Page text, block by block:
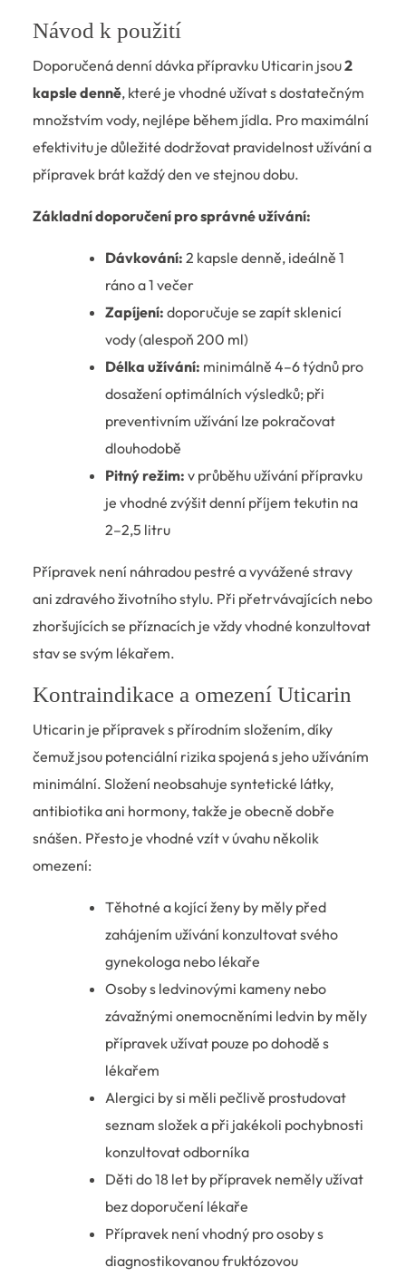
Návod k použití
Doporučená denní dávka přípravku Uticarin jsou2
kapsle denně, které je vhodné užívat s dostatečným
množstvím vody, nejlépe během jídla. Pro maximální
efektivitu je důležité dodržovat pravidelnost užívání a
přípravek brát každý den ve stejnou dobu.
Základní doporučení pro správné užívání:
Dávkování: 2 kapsle denně, ideálně 1
ráno a 1 večer
Zapíjení: doporučuje se zapít sklenicí
vody (alespoň 200 ml)
Délka užívání: minimálně 4–6 týdnů pro
dosažení optimálních výsledků; při
preventivním užívání lze pokračovat
dlouhodobě
Pitný režim: v průběhu užívání přípravku
je vhodné zvýšit denní příjem tekutin na
2–2,5 litru
Přípravek není náhradou pestré a vyvážené stravy
ani zdravého životního stylu. Při přetrvávajících nebo
zhoršujících se příznacích je vždy vhodné konzultovat
stav se svým lékařem.
Kontraindikace a omezení Uticarin
Uticarin je přípravek s přírodním složením, díky
čemuž jsou potenciální rizika spojená s jeho užíváním
minimální. Složení neobsahuje syntetické látky,
antibiotika ani hormony, takže je obecně dobře
snášen. Přesto je vhodné vzít v úvahu několik
omezení:
Těhotné a kojící ženy by měly před
zahájením užívání konzultovat svého
gynekologa nebo lékaře
Osoby s ledvinovými kameny nebo
závažnými onemocněními ledvin by měly
přípravek užívat pouze po dohodě s
lékařem
Alergici by si měli pečlivě prostudovat
seznam složek a při jakékoli pochybnosti
konzultovat odborníka
Děti do 18 let by přípravek neměly užívat
bez doporučení lékaře
Přípravek není vhodný pro osoby s
diagnostikovanou fruktózovou